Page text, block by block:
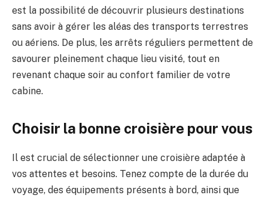
est la possibilité de découvrir plusieurs destinations
sans avoir à gérer les aléas des transports terrestres
ou aériens. De plus, les arrêts réguliers permettent de
savourer pleinement chaque lieu visité, tout en
revenant chaque soir au confort familier de votre
cabine.
Choisir la bonne croisière pour vous
Il est crucial de sélectionner une croisière adaptée à
vos attentes et besoins. Tenez compte de la durée du
voyage, des équipements présents à bord, ainsi que